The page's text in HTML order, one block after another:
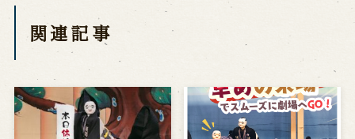
メールフォームから予約
お電話で予約
求人情報
※株式会社うずのくに南あわじの求人情報ページへ移動します
関連記事